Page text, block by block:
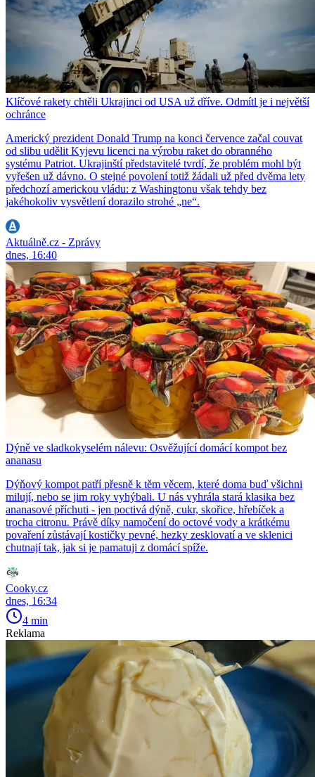
Klíčové rakety chtěli Ukrajinci od USA už dříve. Odmítl je i největší
ochránce
Americký prezident Donald Trump na konci července začal couvat
od slibu udělit Kyjevu licenci na výrobu raket do obranného
systému Patriot. Ukrajinští představitelé tvrdí, že problém mohl být
vyřešen už dávno. O stejné povolení totiž žádali už před dvěma lety
předchozí americkou vládu: z Washingtonu však tehdy bez
jakéhokoliv vysvětlení dorazilo strohé „ne“.
Aktuálně.cz - Zprávy
dnes, 16:40
Dýně ve sladkokyselém nálevu: Osvěžující domácí kompot bez
ananasu
Dýňový kompot patří přesně k těm věcem, které doma buď všichni
milují, nebo se jim roky vyhýbali. U nás vyhrála stará klasika bez
ananasové příchuti - jen poctivá dýně, cukr, skořice, hřebíček a
trocha citronu. Právě díky namočení do octové vody a krátkému
povaření zůstávají kostičky pevné, hezky zesklovatí a ve sklenici
chutnají tak, jak si je pamatuji z domácí spíže.
Cooky.cz
dnes, 16:34
4 min
Reklama